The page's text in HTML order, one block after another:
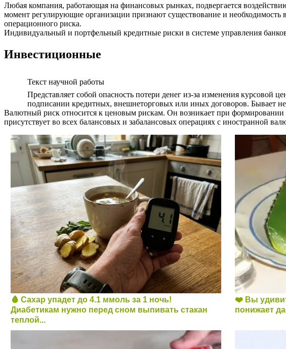
Любая компания, работающая на финансовых рынках, подвергается
момент регулирующие организации признают существование и
операционного риска.
Индивидуальный и портфельный кредитные риски в системе управления
Инвестиционные
Текст научной работы
Представляет собой опасность потери денег из-за изменения курсовой
подписании кредитных, внешнеторговых или иных договоров. Бывает
Валютный риск относится к ценовым рискам. Он возникает при
присутствует во всех балансовых и забалансовых операциях с иностранной
🩸 Сахар упадет до 4.1 ммоль за 1 ночь!
Диабетикам нужно перед сном выпивать стакан
теплой...
❤️ Вы
понижает